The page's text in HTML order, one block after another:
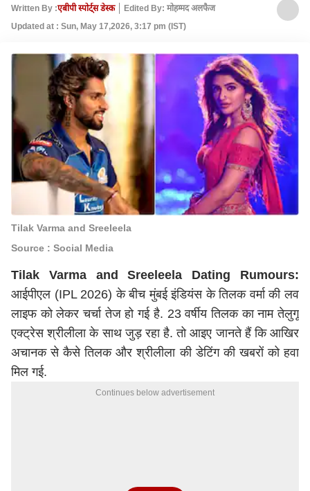
Written By :एबीपी स्पोर्ट्स डेस्क
Edited By: मोहम्मद अलफैज
Updated at : Sun, May 17,2026, 3:17 pm (IST)
Tilak Varma and Sreeleela
Source : Social Media
Tilak Varma and Sreeleela Dating Rumours:
आईपीएल (IPL 2026) के बीच मुंबई इंडियंस के तिलक वर्मा की लव
लाइफ को लेकर चर्चा तेज हो गई है. 23 वर्षीय तिलक का नाम तेलुगू
एक्ट्रेस श्रीलीला के साथ जुड़ रहा है. तो आइए जानते हैं कि आखिर
अचानक से कैसे तिलक और श्रीलीला की डेटिंग की खबरों को हवा
मिल गई.
Continues below advertisement